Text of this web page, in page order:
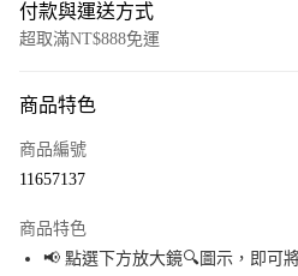
付款與運送方式
超取滿NT$888免運
信用卡一次付款
Apple Pay
商品特色
商品編號
11657137
商品特色
📢 點選下方放大鏡🔍圖示，即可